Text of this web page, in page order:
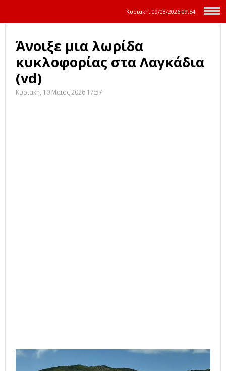
Κυριακή, 09/08/2026 09:54
Άνοιξε μια λωρίδα
κυκλοφορίας στα Λαγκάδια
(vd)
Κυριακή, 10 Μαϊος 2026 17:57